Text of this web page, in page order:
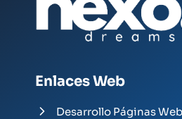
Enlaces Web
Desarrollo Páginas Web